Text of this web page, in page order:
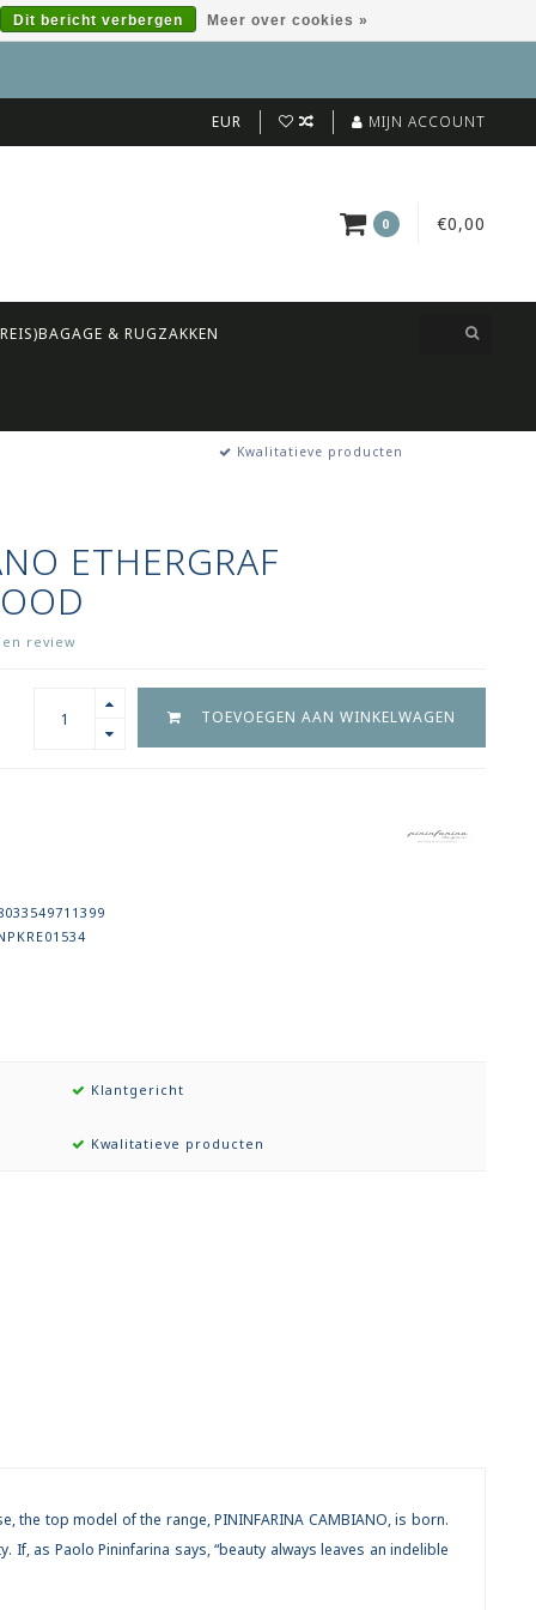
EUR MIJN ACCOUNT
0 €0,00
& RUGZAKKEN
Kwalitatieve producten
ETHERGRAF
review
TOEVOEGEN AAN WINKELWAGEN
Klantgericht
Kwalitatieve producten
top model of the range, PININFARINA CAMBIANO, is born.
as Paolo Pininfarina says, “beauty always leaves an indelible
Dit bericht verbergen Meer over cookies »